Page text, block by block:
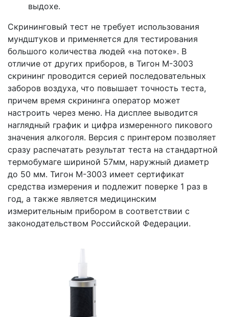
выдохе.
Скрининговый тест не требует использования
мундштуков и применяется для тестирования
большого количества людей «на потоке». В
отличие от других приборов, в Тигон M-3003
скрининг проводится серией последовательных
заборов воздуха, что повышает точность теста,
причем время скрининга оператор может
настроить через меню. На дисплее выводится
наглядный график и цифра измеренного пикового
значения алкоголя. Версия с принтером позволяет
сразу распечатать результат теста на стандартной
термобумаге шириной 57мм, наружный диаметр
до 50 мм. Тигон M-3003 имеет сертификат
средства измерения и подлежит поверке 1 раз в
год, а также является медицинским
измерительным прибором в соответствии с
законодательством Российской Федерации.